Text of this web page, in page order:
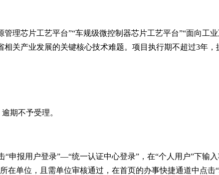
理芯片工艺平台”“车规级微控制器芯片工艺平台”“面向工
关产业发展的关键核心技术难题。项目执行期不超过3年，
逾期不予受理。
“申报用户登录”—“统一认证中心登录”，在“个人用户”下输
在单位，且需单位审核通过，在首页的办事快捷通道中点